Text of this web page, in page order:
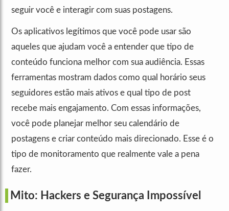
seguir você e interagir com suas postagens.
Os aplicativos legítimos que você pode usar são
aqueles que ajudam você a entender que tipo de
conteúdo funciona melhor com sua audiência. Essas
ferramentas mostram dados como qual horário seus
seguidores estão mais ativos e qual tipo de post
recebe mais engajamento. Com essas informações,
você pode planejar melhor seu calendário de
postagens e criar conteúdo mais direcionado. Esse é o
tipo de monitoramento que realmente vale a pena
fazer.
Mito: Hackers e Segurança Impossível